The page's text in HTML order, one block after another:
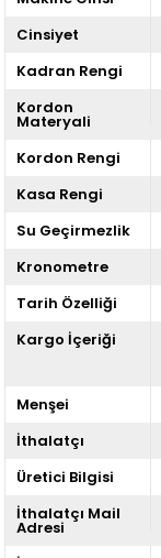
Cinsiyet
Kadran Rengi
Kordon
Materyali
Kordon Rengi
Kasa Rengi
Su Geçirmezlik
Kronometre
Tarih Özelliği
Kargo İçeriği
Menşei
İthalatçı
Üretici Bilgisi
İthalatçı Mail
Adresi